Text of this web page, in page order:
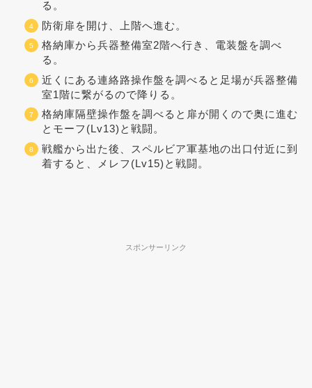
る。
防衛扉を開け、上階へ進む。
格納庫から兵器整備室2階へ行き、電装盤を調べ
る。
近くにある連絡路操作盤を調べると足場が兵器整備
室1階に繋がるので降りる。
格納庫隔壁操作盤を調べると扉が開くので奥に進む
とモーフ(Lv13)と戦闘。
戦艦から出た後、スペルビア軍基地の出口付近に到
着すると、メレフ(Lv15)と戦闘。
スポンサーリンク